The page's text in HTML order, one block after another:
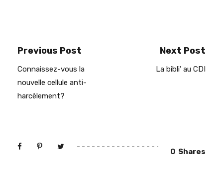
Previous Post
Connaissez-vous la
nouvelle cellule anti-
harcèlement?
Next Post
La bibli’ au CDI
0 Shares